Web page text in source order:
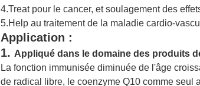
4.Treat pour le cancer, et soulagement des
5.Help au traitement de la maladie cardio-
Application :
1. Appliqué dans le domaine des produits
La fonction immunisée diminuée de l'âge
de radical libre, le coenzyme Q10 comme seul